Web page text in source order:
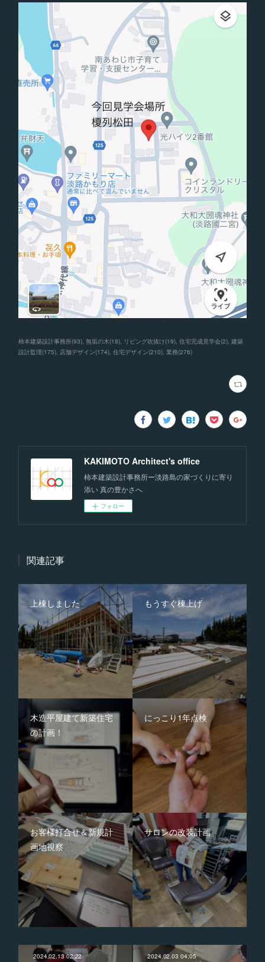
柿本建築設計事務所(93) 無垢の木(18) リビング吹抜け(19) 住宅完成見学会(2) 建築
設計監理(175) 店舗デザイン(174) 住宅デザイン(210) 業務(276)
KAKIMOTO Architect's office
柿本建築設計事務所ー淡路島の家づくりに寄り
添い 真の豊かさへ
フォロー
関連記事
上棟しました もうすぐ棟上げ
木造平屋建て新築住宅
の計画！
にっこり1年点検
お客様打合せ＆新規計
画地視察
サロンの改装計画
2024.02.13 02:22 2024.02.03 04:05